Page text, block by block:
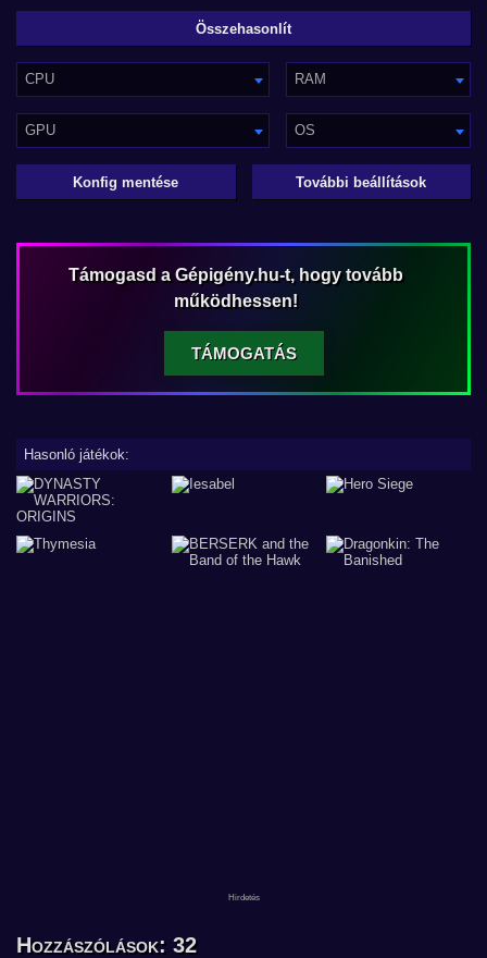
CPU RAM
GPU OS
Konfig mentése További beállítások
Támogasd a Gépigény.hu-t, hogy tovább
működhessen!
TÁMOGATÁS
Hasonló játékok:
Hozzászólások: 32